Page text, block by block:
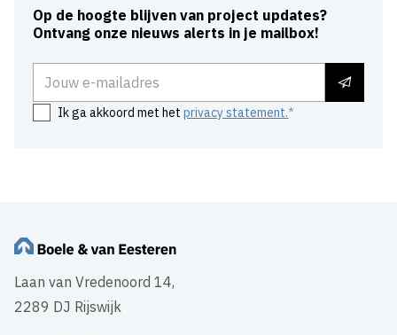
Op de hoogte blijven van project updates?
Ontvang onze nieuws alerts in je mailbox!
Ik ga akkoord met hetprivacy statement.
Laan van Vredenoord 14,
2289 DJ Rijswijk